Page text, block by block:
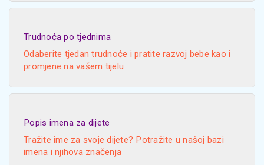
Trudnoća po tjednima
Odaberite tjedan trudnoće i pratite razvoj bebe kao i
promjene na vašem tijelu
Popis imena za dijete
Tražite ime za svoje dijete? Potražite u našoj bazi
imena i njihova značenja